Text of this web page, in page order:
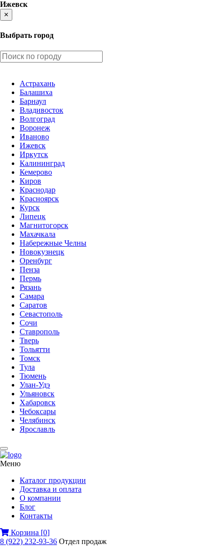
Ижевск
×
Выбрать город
Астрахань
Балашиха
Барнаул
Владивосток
Волгоград
Воронеж
Иваново
Ижевск
Иркутск
Калининград
Кемерово
Киров
Краснодар
Красноярск
Курск
Липецк
Магнитогорск
Махачкала
Набережные Челны
Новокузнецк
Оренбург
Пенза
Пермь
Рязань
Самара
Саратов
Севастополь
Сочи
Ставрополь
Тверь
Тольятти
Томск
Тула
Тюмень
Улан-Удэ
Ульяновск
Хабаровск
Чебоксары
Челябинск
Ярославль
Меню
Каталог продукции
Доставка и оплата
О компании
Блог
Контакты
Корзина [0]
8 (922) 232-93-36 Отдел продаж